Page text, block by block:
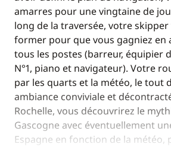
amarres pour une vingtaine de
long de la traversée, votre skipper
former pour que vous gagniez en
tous les postes (barreur, équipier
N°1, piano et navigateur). Votre
par les quarts et la météo, le tout
ambiance conviviale et
Rochelle, vous découvrirez le
Gascogne avec éventuellement
Espagne en fonction de la météo,